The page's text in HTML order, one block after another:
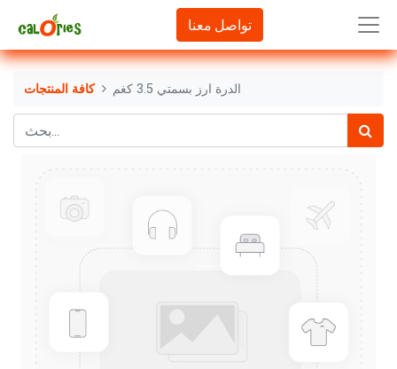
تواصل معنا
كافة المنتجات الدرة ارز بسمتي 3.5 كغم